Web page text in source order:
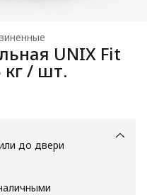
UNIX Fit
кг / шт.
до двери